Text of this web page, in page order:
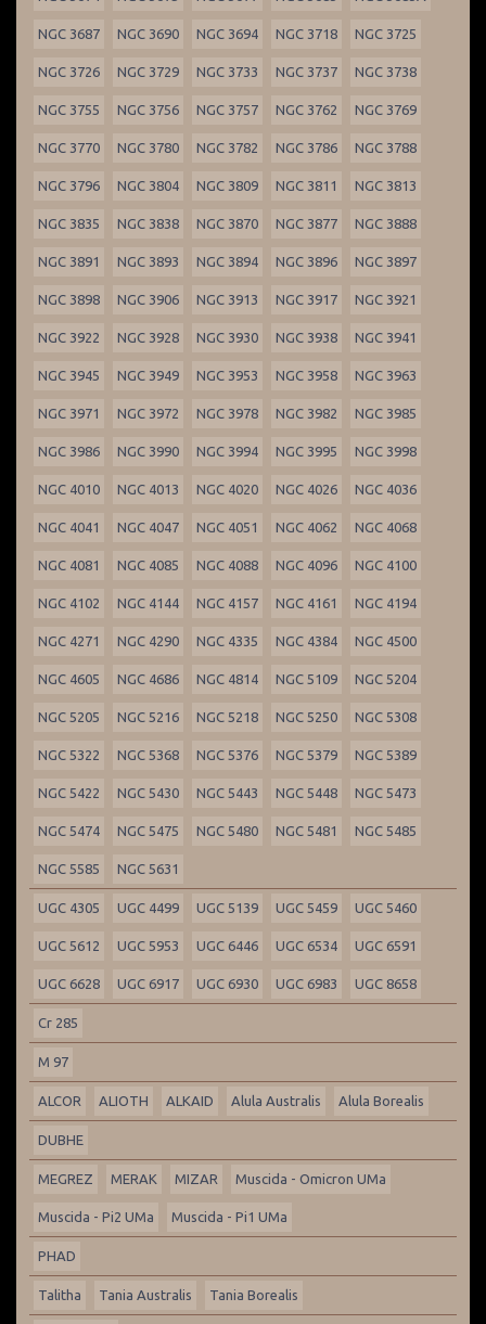
NGC 3687 NGC 3690 NGC 3694 NGC 3718 NGC 3725
NGC 3726 NGC 3729 NGC 3733 NGC 3737 NGC 3738
NGC 3755 NGC 3756 NGC 3757 NGC 3762 NGC 3769
NGC 3770 NGC 3780 NGC 3782 NGC 3786 NGC 3788
NGC 3796 NGC 3804 NGC 3809 NGC 3811 NGC 3813
NGC 3835 NGC 3838 NGC 3870 NGC 3877 NGC 3888
NGC 3891 NGC 3893 NGC 3894 NGC 3896 NGC 3897
NGC 3898 NGC 3906 NGC 3913 NGC 3917 NGC 3921
NGC 3922 NGC 3928 NGC 3930 NGC 3938 NGC 3941
NGC 3945 NGC 3949 NGC 3953 NGC 3958 NGC 3963
NGC 3971 NGC 3972 NGC 3978 NGC 3982 NGC 3985
NGC 3986 NGC 3990 NGC 3994 NGC 3995 NGC 3998
NGC 4010 NGC 4013 NGC 4020 NGC 4026 NGC 4036
NGC 4041 NGC 4047 NGC 4051 NGC 4062 NGC 4068
NGC 4081 NGC 4085 NGC 4088 NGC 4096 NGC 4100
NGC 4102 NGC 4144 NGC 4157 NGC 4161 NGC 4194
NGC 4271 NGC 4290 NGC 4335 NGC 4384 NGC 4500
NGC 4605 NGC 4686 NGC 4814 NGC 5109 NGC 5204
NGC 5205 NGC 5216 NGC 5218 NGC 5250 NGC 5308
NGC 5322 NGC 5368 NGC 5376 NGC 5379 NGC 5389
NGC 5422 NGC 5430 NGC 5443 NGC 5448 NGC 5473
NGC 5474 NGC 5475 NGC 5480 NGC 5481 NGC 5485
NGC 5585 NGC 5631
UGC 4305 UGC 4499 UGC 5139 UGC 5459 UGC 5460
UGC 5612 UGC 5953 UGC 6446 UGC 6534 UGC 6591
UGC 6628 UGC 6917 UGC 6930 UGC 6983 UGC 8658
Cr 285
M 97
ALCOR ALIOTH ALKAID Alula Australis Alula Borealis
DUBHE
MEGREZ MERAK MIZAR Muscida - Omicron UMa
Muscida - Pi2 UMa Muscida - Pi1 UMa
PHAD
Talitha Tania Australis Tania Borealis